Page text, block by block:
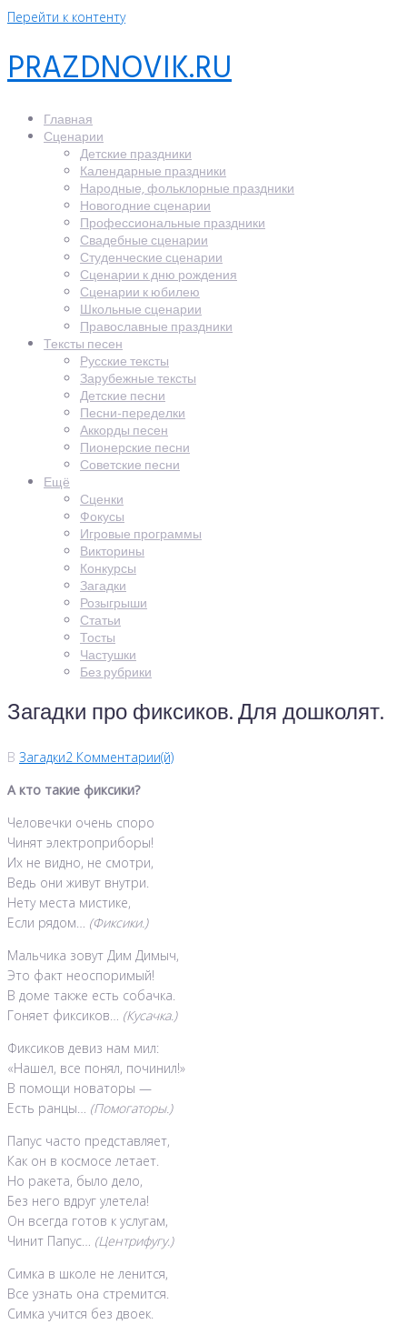
Перейти к контенту
PRAZDNOVIK.RU
Главная
Сценарии
Детские праздники
Календарные праздники
Народные, фольклорные праздники
Новогодние сценарии
Профессиональные праздники
Свадебные сценарии
Студенческие сценарии
Сценарии к дню рождения
Сценарии к юбилею
Школьные сценарии
Православные праздники
Тексты песен
Русские тексты
Зарубежные тексты
Детские песни
Песни-переделки
Аккорды песен
Пионерские песни
Советские песни
Ещё
Сценки
Фокусы
Игровые программы
Викторины
Конкурсы
Загадки
Розыгрыши
Статьи
Тосты
Частушки
Без рубрики
Загадки про фиксиков. Для дошколят.
В Загадки2 Комментарии(й)
А кто такие фиксики?
Человечки очень споро
Чинят электроприборы!
Их не видно, не смотри,
Ведь они живут внутри.
Нету места мистике,
Если рядом… (Фиксики.)
Мальчика зовут Дим Димыч,
Это факт неоспоримый!
В доме также есть собачка.
Гоняет фиксиков… (Кусачка.)
Фиксиков девиз нам мил:
«Нашел, все понял, починил!»
В помощи новаторы —
Есть ранцы… (Помогаторы.)
Папус часто представляет,
Как он в космосе летает.
Но ракета, было дело,
Без него вдруг улетела!
Он всегда готов к услугам,
Чинит Папус… (Центрифугу.)
Симка в школе не ленится,
Все узнать она стремится.
Симка учится без двоек.